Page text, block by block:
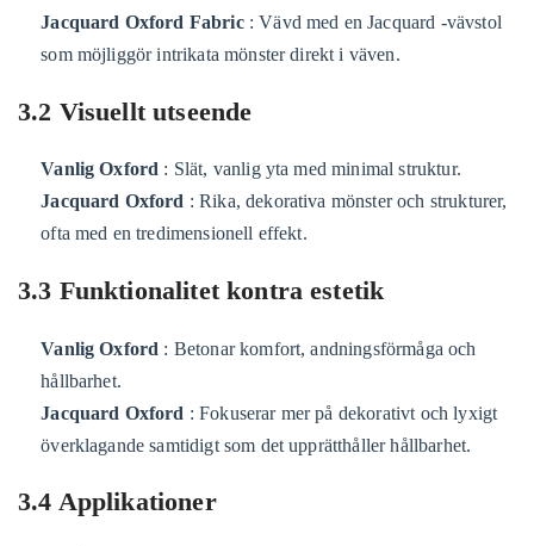
Jacquard Oxford Fabric : Vävd med en Jacquard -vävstol
som möjliggör intrikata mönster direkt i väven.
3.2 Visuellt utseende
Vanlig Oxford : Slät, vanlig yta med minimal struktur.
Jacquard Oxford : Rika, dekorativa mönster och strukturer,
ofta med en tredimensionell effekt.
3.3 Funktionalitet kontra estetik
Vanlig Oxford : Betonar komfort, andningsförmåga och
hållbarhet.
Jacquard Oxford : Fokuserar mer på dekorativt och lyxigt
överklagande samtidigt som det upprätthåller hållbarhet.
3.4 Applikationer